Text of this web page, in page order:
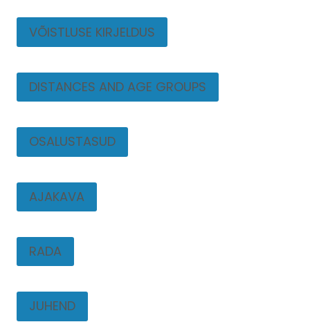
VÕISTLUSE KIRJELDUS
DISTANCES AND AGE GROUPS
OSALUSTASUD
AJAKAVA
RADA
JUHEND